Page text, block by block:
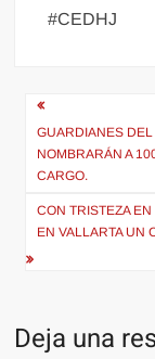
#CEDHJ
de
entradas
GUARDIANES
NOMBRARÁN A
CARGO.
CON TRISTEZA
EN VALLARTA UN
Deja una